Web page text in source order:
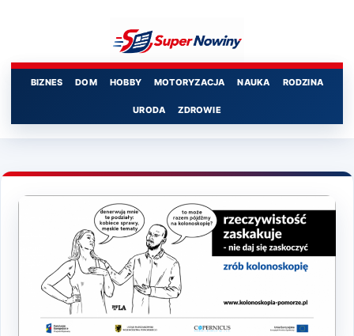
BIZNES DOM HOBBY MOTORYZACJA NAUKA RODZINA
URODA ZDROWIE